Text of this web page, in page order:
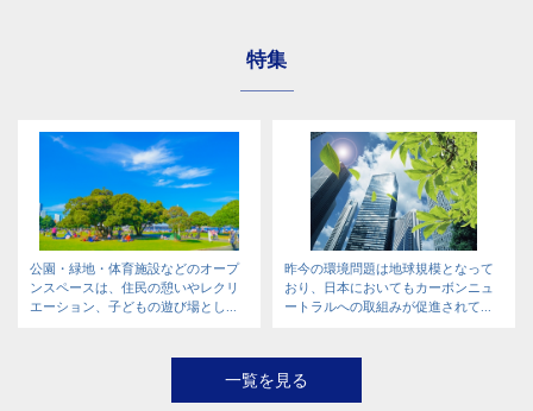
特集
公園・緑地・体育施設などのオープ
ンスペースは、住民の憩いやレクリ
エーション、子どもの遊び場とし...
昨今の環境問題は地球規模となって
おり、日本においてもカーボンニュ
ートラルへの取組みが促進されて...
一覧を見る